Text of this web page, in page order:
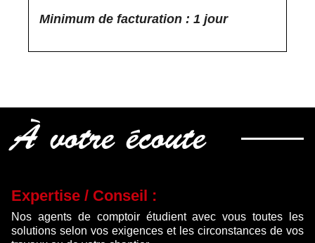
Minimum de facturation : 1 jour
À votre écoute
Expertise / Conseil :
Nos agents de comptoir étudient avec vous toutes les
solutions selon vos exigences et les circonstances de vos